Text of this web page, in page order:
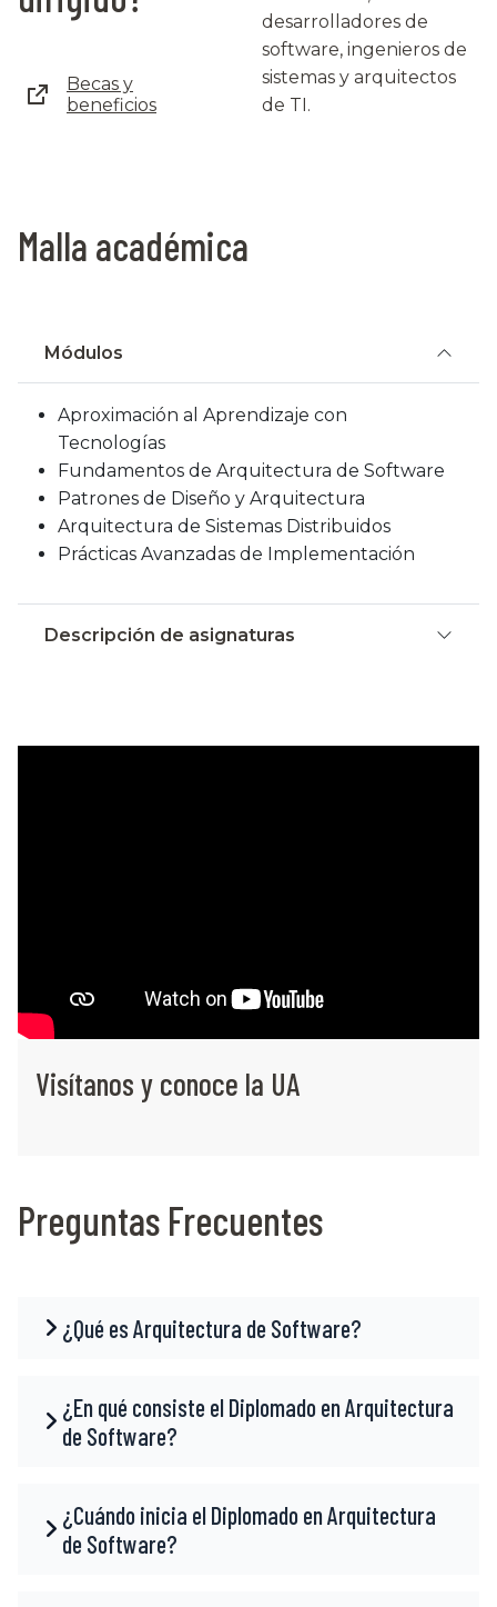
Becas y
beneficios
desarrolladores de
software, ingenieros de
sistemas y arquitectos
de TI.
Malla académica
Módulos
Aproximación al Aprendizaje con
Tecnologías
Fundamentos de Arquitectura de Software
Patrones de Diseño y Arquitectura
Arquitectura de Sistemas Distribuidos
Prácticas Avanzadas de Implementación
Descripción de asignaturas
Visítanos y conoce la UA
Preguntas Frecuentes
¿Qué es Arquitectura de Software?
¿En qué consiste el Diplomado en Arquitectura
de Software?
¿Cuándo inicia el Diplomado en Arquitectura
de Software?